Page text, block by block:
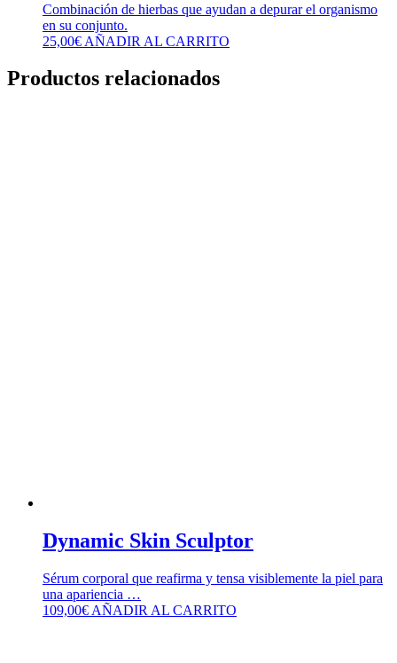
Combinación de hierbas que ayudan a depurar el organismo
en su conjunto.
25,00€ AÑADIR AL CARRITO
Productos relacionados
Dynamic Skin Sculptor
Sérum corporal que reafirma y tensa visiblemente la piel para
una apariencia …
109,00€ AÑADIR AL CARRITO